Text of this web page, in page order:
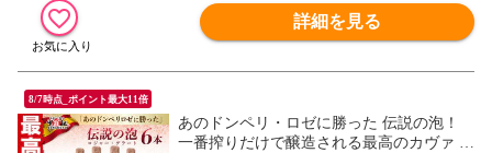
詳細を見る
8/7時点_ポイント最大11倍
あのドンペリ・ロゼに勝った 伝説の泡！
一番搾りだけで醸造される最高のカヴァ ロ